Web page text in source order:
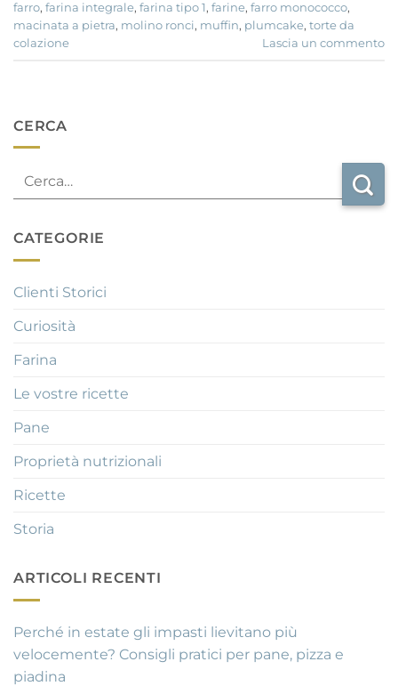
farro, farina integrale, farina tipo 1, farine, farro monococco,
macinata a pietra, molino ronci, muffin, plumcake, torte da
colazione
Lascia un commento
CERCA
CATEGORIE
Clienti Storici
Curiosità
Farina
Le vostre ricette
Pane
Proprietà nutrizionali
Ricette
Storia
ARTICOLI RECENTI
Perché in estate gli impasti lievitano più
velocemente? Consigli pratici per pane, pizza e
piadina